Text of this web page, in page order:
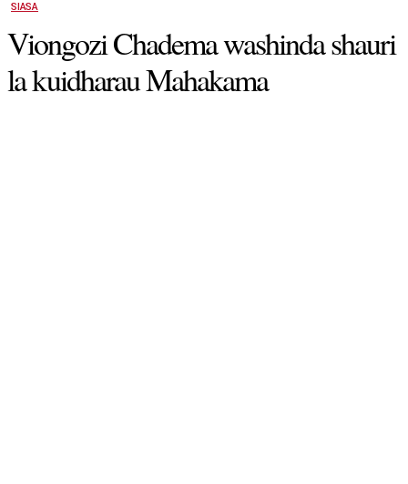
SIASA
Viongozi Chadema washinda shauri
la kuidharau Mahakama